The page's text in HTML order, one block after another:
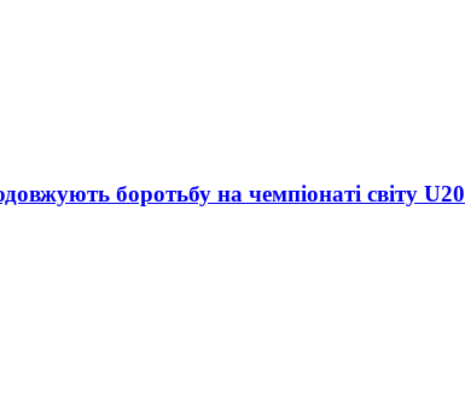
боротьбу на чемпіонаті світу U20